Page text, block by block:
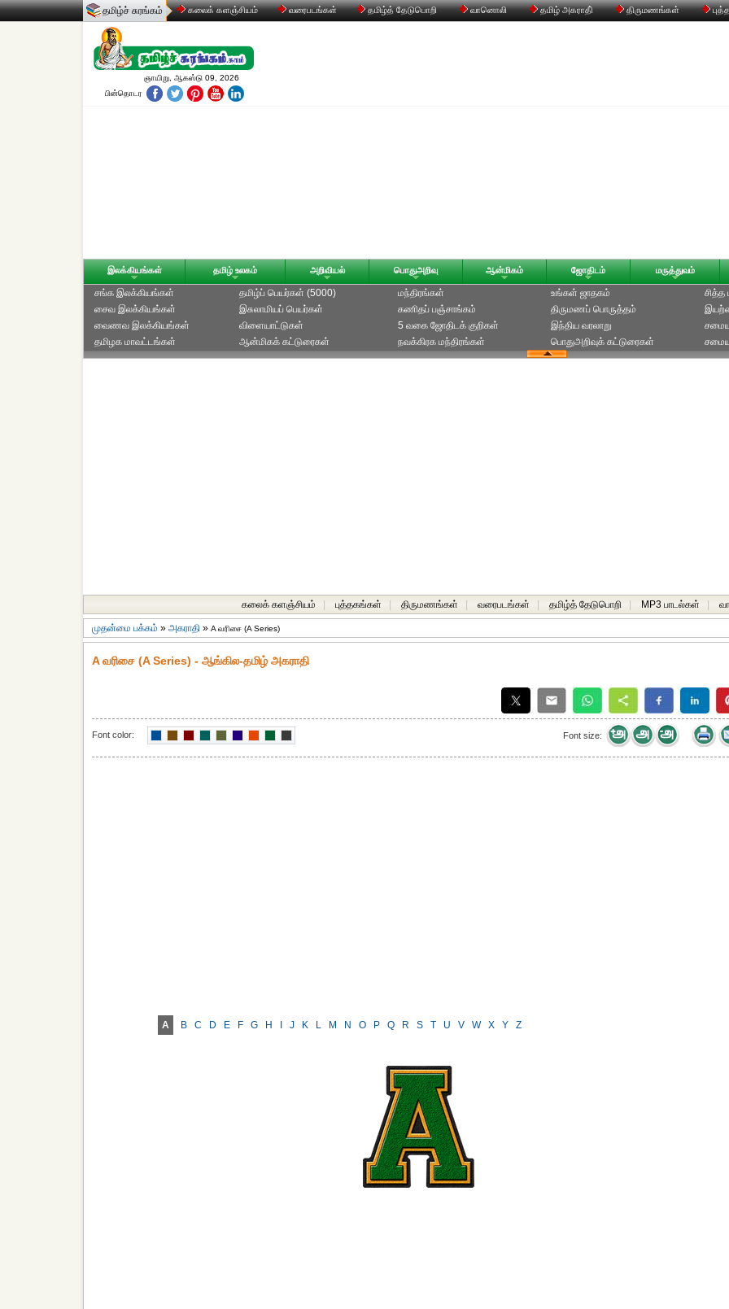
தமிழ்ச் சுரங்கம் கலைக் களஞ்சியம் வரைபடங்கள் தமிழ்த் தேடுபொறி வானொலி தமிழ் அகராதி் திருமணங்கள்
ஞாயிறு, ஆகஸ்டு 09, 2026
பின்தொடர
இலக்கியங்கள் தமிழ் உலகம் அறிவியல் பொதுஅறிவு ஆன்மிகம் ஜோதிடம் மருத்துவம்
சங்க இலக்கியங்கள்
சைவ இலக்கியங்கள்
வைணவ இலக்கியங்கள்
தமிழக மாவட்டங்கள்
தமிழ்ப் பெயர்கள் (5000)
இசுலாமியப் பெயர்கள்
விளையாட்டுகள்
ஆன்மிகக் கட்டுரைகள்
மந்திரங்கள்
கணிதப் பஞ்சாங்கம்
5 வகை ஜோதிடக் குறிகள்
நவக்கிரக மந்திரங்கள்
உங்கள் ஜாதகம்
திருமணப் பொருத்தம்
இந்திய வரலாறு
பொதுஅறிவுக் கட்டுரைகள்
சித்த
கலைக் களஞ்சியம் புத்தகங்கள் திருமணங்கள் வரைபடங்கள் தமிழ்த் தேடுபொறி MP3 பாடல்கள்
முதன்மை பக்கம் » அகராதி » A வரிசை (A Series)
A வரிசை (A Series) - ஆங்கில-தமிழ் அகராதி
Font color: Font size:
A B C D E F G H J K L M N O P Q R S T U V W X Y Z